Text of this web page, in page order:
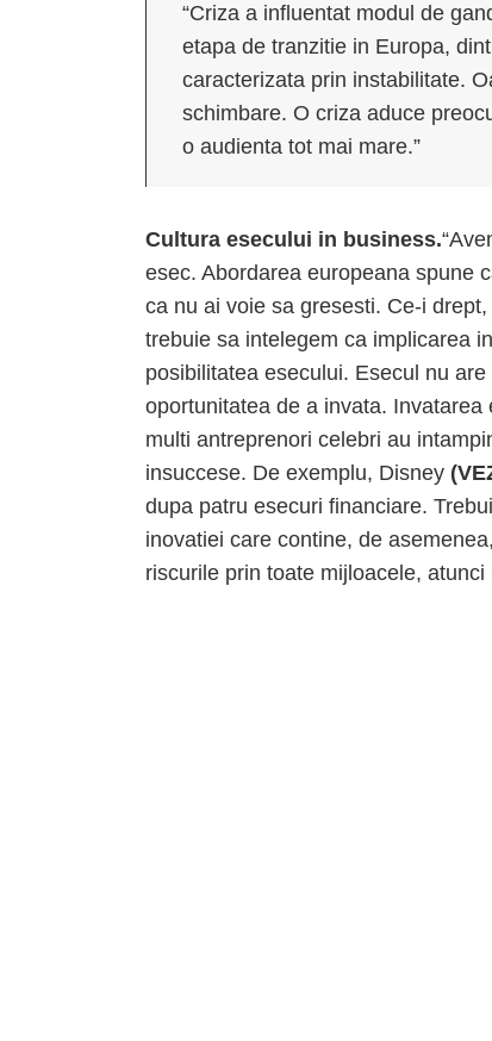
“Criza a influentat modul de
etapa de tranzitie in Europa,
caracterizata prin instabilitate.
schimbare. O criza aduce
o audienta tot mai mare.”
Cultura esecului in business.
esec. Abordarea europeana spune
ca nu ai voie sa gresesti. Ce-i
trebuie sa intelegem ca implicarea
posibilitatea esecului. Esecul nu
oportunitatea de a invata.
multi antreprenori celebri au
insuccese. De exemplu, Disney
dupa patru esecuri financiare.
inovatiei care contine, de
riscurile prin toate mijloacele,